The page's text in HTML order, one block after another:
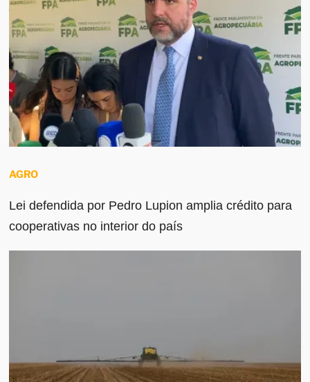
AGRO
Lei defendida por Pedro Lupion amplia crédito para
cooperativas no interior do país